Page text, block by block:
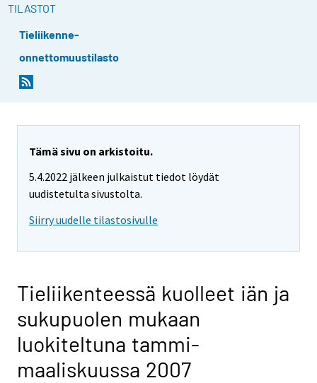
TILASTOT
Tieliikenne-
onnettomuustilasto
Tämä sivu on arkistoitu.
5.4.2022 jälkeen julkaistut tiedot löydät
uudistetulta sivustolta.
Siirry uudelle tilastosivulle
Tieliikenteessä kuolleet iän ja
sukupuolen mukaan
luokiteltuna tammi-
maaliskuussa 2007